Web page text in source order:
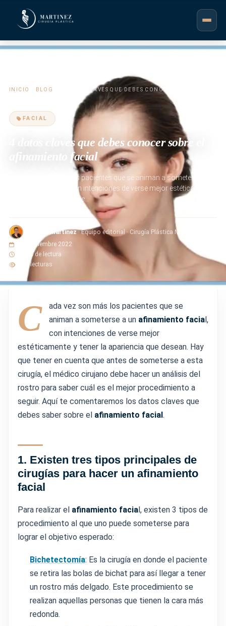
INICIO BLOG
/ 4 DATOS CLAVES QUE DEBES CONOCER SOBRE EL
FACIAL
4 datos claves que debes conocer sobre el
afinamiento facial
Cada vez son más los pacientes que se animan a someterse a un
afinamiento facial, con intenciones de verse mejor estéticamente
y tener la apariencia que…
Doctora Martinez· Equipo editorial · Cirugía Plástica Martínez
13 septiembre 2022
3 min de lectura
133 lecturas
C
ada vez son más los pacientes que se
animan a someterse a un afinamiento facial,
con intenciones de verse mejor
estéticamente y tener la apariencia que desean. Hay
que tener en cuenta que antes de someterse a esta
cirugía, el médico cirujano debe hacer un análisis del
rostro para saber cuál es el mejor procedimiento a
seguir. Aquí te comentaremos los datos claves que
debes saber sobre el afinamiento facial.
1. Existen tres tipos principales de
cirugías para hacer un afinamiento
facial
Para realizar el afinamiento facial, existen 3 tipos de
procedimiento al que uno puede someterse para
lograr el objetivo esperado:
Bichetectomía: Es la cirugía en donde el paciente
se retira las bolas de bichat para así llegar a tener
un rostro más delgado. Este procedimiento se
realizan aquellas personas que tienen la cara más
redonda.